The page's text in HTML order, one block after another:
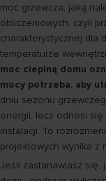
moc grzewcza, jaką
obliczeniowych, czyli
charakterystycznej dla
temperaturze
moc cieplną domu
mocy potrzeba, aby
dniu sezonu
energii, lecz odnosi
instalacji. To
projektowych wynika z
Jeśli zastanawiasz